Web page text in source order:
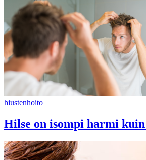
hiustenhoito
Hilse on isompi harmi